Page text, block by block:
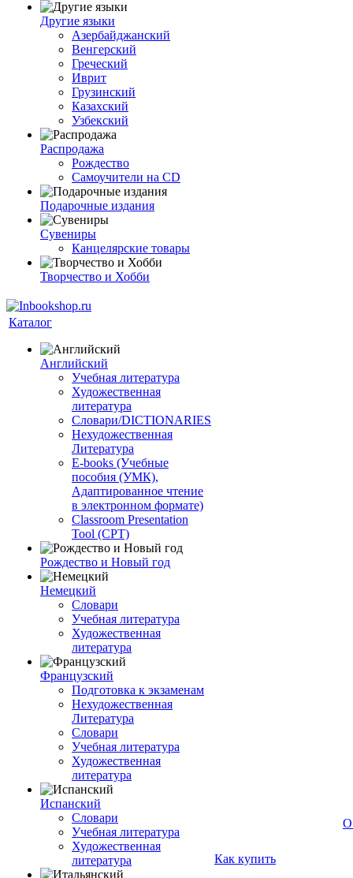
Другие языки
Азербайджанский
Венгерский
Греческий
Иврит
Грузинский
Казахский
Узбекский
Распродажа
Рождество
Самоучители на CD
Подарочные издания
Сувениры
Канцелярские товары
Творчество и Хобби
Каталог
Английский
Учебная литература
Художественная
литература
Словари/DICTIONARIES
Нехудожественная
Литература
E-books (Учебные
пособия (УМК),
Адаптированное чтение
в электронном формате)
Classroom Presentation
Tool (CPT)
Рождество и Новый год
Немецкий
Словари
Учебная литература
Художественная
литература
Французский
Подготовка к экзаменам
Нехудожественная
Литература
Словари
Учебная литература
Художественная
литература
Испанский
Словари
Учебная литература
Художественная
литература
Как купить
О